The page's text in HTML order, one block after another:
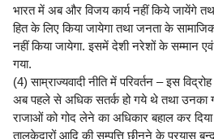
भारत में अब और विजय कार्य नहीं किये जायेंगे
हित के लिए किया जायेगा तथा जनता के सामाजिक
नहीं किया जायेगा. इसमें देशी नरेशों के सम्मान एवं
गया.
(4) साम्राज्यवादी नीति में परिवर्तन – इस
अब पहले से अधिक सतर्क हो गये थे तथा उनका
राजाओं को गोद लेने का अधिकार बहाल कर दिया
तालुकेदारों आदि की सम्पत्ति छीनने के प्रयास